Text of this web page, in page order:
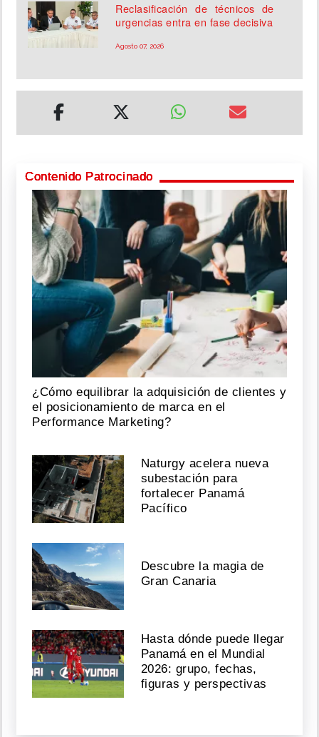
Reclasificación de técnicos de
urgencias entra en fase decisiva
Agosto 07, 2026
Contenido Patrocinado
¿Cómo equilibrar la adquisición de clientes y
el posicionamiento de marca en el
Performance Marketing?
Naturgy acelera nueva
subestación para
fortalecer Panamá
Pacífico
Descubre la magia de
Gran Canaria
Hasta dónde puede llegar
Panamá en el Mundial
2026: grupo, fechas,
figuras y perspectivas